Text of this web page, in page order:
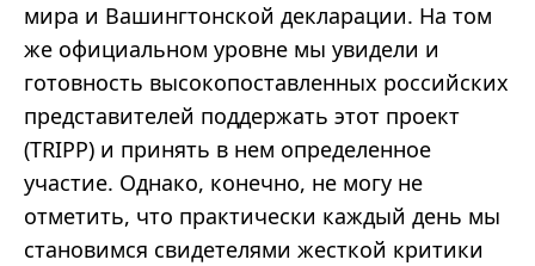
мира и Вашингтонской декларации. На том
же официальном уровне мы увидели и
готовность высокопоставленных российских
представителей поддержать этот проект
(TRIPP) и принять в нем определенное
участие. Однако, конечно, не могу не
отметить, что практически каждый день мы
становимся свидетелями жесткой критики